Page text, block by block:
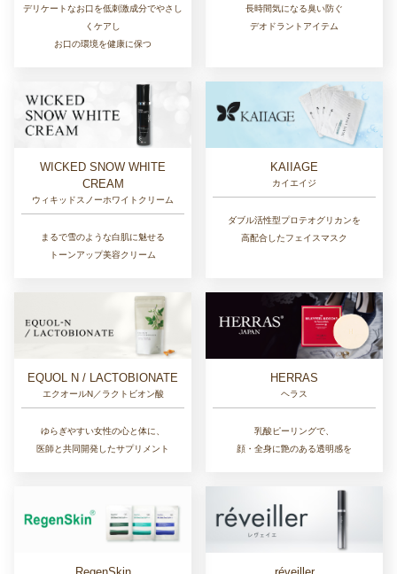
デリケートなお口を低刺激成分でやさし
くケアし
お口の環境を健康に保つ
長時間気になる臭い防ぐ
デオドラントアイテム
WICKED SNOW WHITE
CREAM
ウィキッドスノーホワイトクリーム
まるで雪のような白肌に魅せる
トーンアップ美容クリーム
KAIIAGE
カイエイジ
ダブル活性型プロテオグリカンを
高配合したフェイスマスク
EQUOL N / LACTOBIONATE
エクオールN／ラクトビオン酸
ゆらぎやすい女性の心と体に、
医師と共同開発したサプリメント
HERRAS
ヘラス
乳酸ピーリングで、
顔・全身に艶のある透明感を